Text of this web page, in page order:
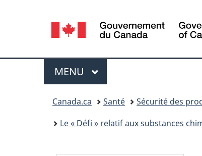
Sélection
de
la
langue
Menu
MENU PRINCIPAL
Canada.ca Santé Sécurité des
Le « Défi » relatif aux substances